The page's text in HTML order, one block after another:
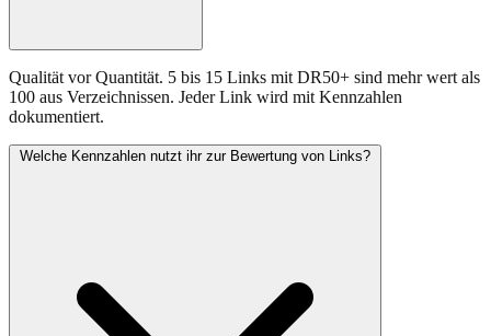
Qualität vor Quantität. 5 bis 15 Links mit DR50+ sind mehr wert als
100 aus Verzeichnissen. Jeder Link wird mit Kennzahlen
dokumentiert.
Welche Kennzahlen nutzt ihr zur Bewertung von Links?